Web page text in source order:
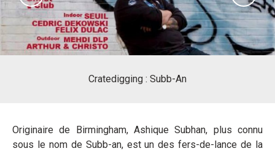
Cratedigging : Subb-An
Originaire de Birmingham, Ashique Subhan, plus connu
sous le nom de Subb-an, est un des fers-de-lance de la